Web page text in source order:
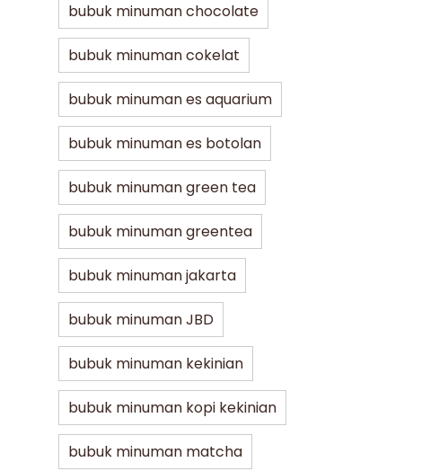
bubuk minuman chocolate
bubuk minuman cokelat
bubuk minuman es aquarium
bubuk minuman es botolan
bubuk minuman green tea
bubuk minuman greentea
bubuk minuman jakarta
bubuk minuman JBD
bubuk minuman kekinian
bubuk minuman kopi kekinian
bubuk minuman matcha